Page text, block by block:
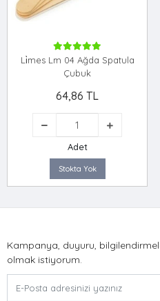
Li̇mes Lm 04 Ağda Spatula
Çubuk
64,86 TL
Adet
Stokta Yok
Kampanya, duyuru,
olmak istiyorum.